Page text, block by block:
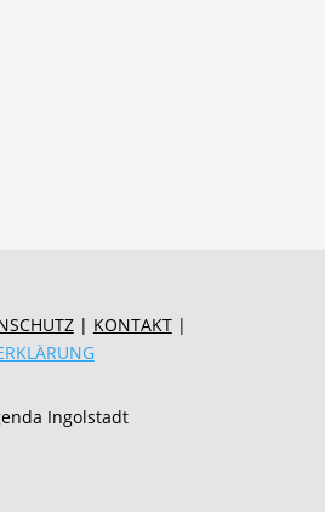
| KONTAKT |
Ingolstadt